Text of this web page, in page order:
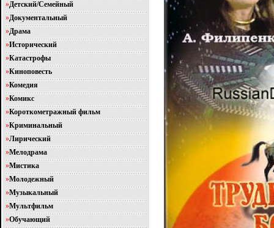
»Детский/Семейный
»Документальный
»Драма
»Исторический
»Катастрофы
»Киноповесть
»Комедия
»Комикс
»Короткометражный фильм
»Криминальный
»Лирический
»Мелодрама
»Мистика
»Молодежный
»Музыкальный
»Мультфильм
»Обучающий